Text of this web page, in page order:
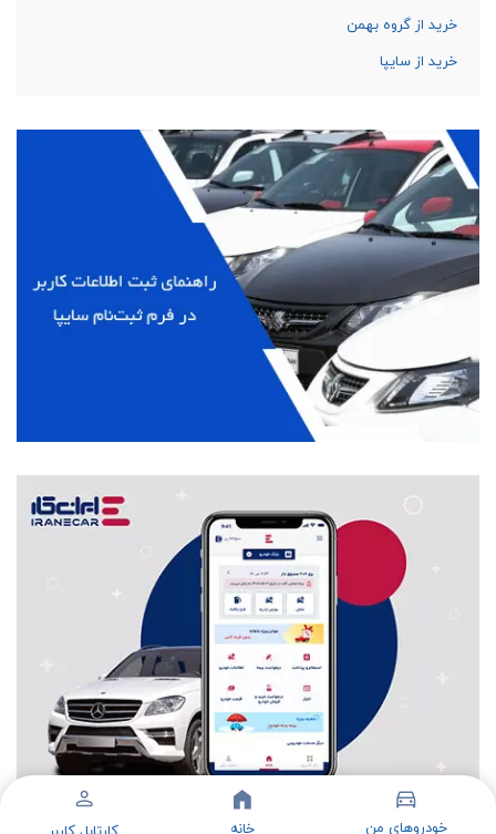
خرید از گروه بهمن
خرید از سایپا
خودروهای من خانه